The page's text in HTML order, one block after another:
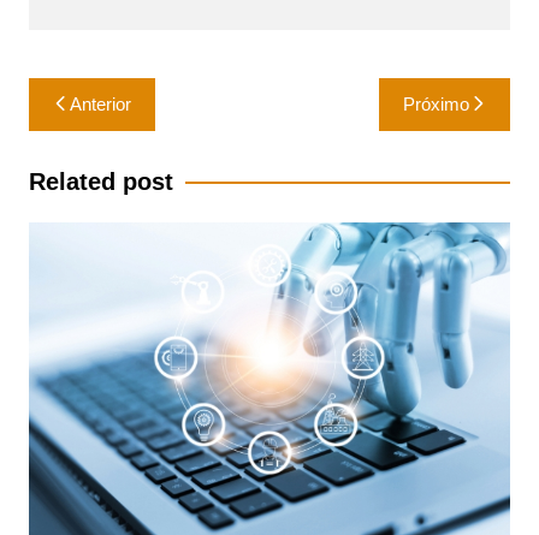
Navegação
de
Post
Anterior Próximo
Related post